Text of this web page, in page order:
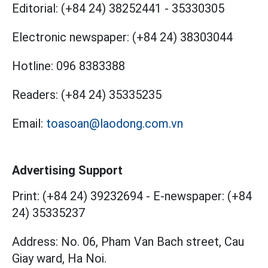
Editorial: (+84 24) 38252441 - 35330305
Electronic newspaper: (+84 24) 38303044
Hotline: 096 8383388
Readers: (+84 24) 35335235
Email: toasoan@laodong.com.vn
Advertising Support
Print: (+84 24) 39232694 - E-newspaper: (+84
24) 35335237
Address: No. 06, Pham Van Bach street, Cau
Giay ward, Ha Noi.